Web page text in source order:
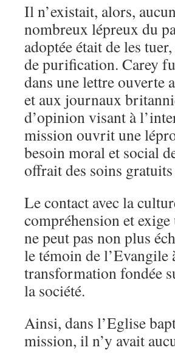
Il n’existait, alors,
nombreux lépreux du
adoptée était de les
de purification. Carey
dans une lettre ouverte
et aux journaux
d’opinion visant à
mission ouvrit une
besoin moral et social
offrait des soins
Le contact avec la
compréhension et
ne peut pas non plus
le témoin de l’Evangile
transformation fondée
la société.
Ainsi, dans l’Eglise
mission, il n’y avait